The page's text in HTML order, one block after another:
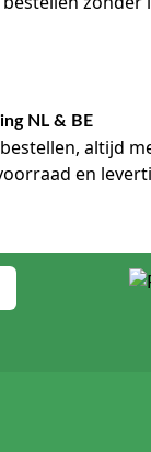
NL & BE
altijd
en